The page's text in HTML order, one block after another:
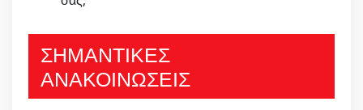
ΣΗΜΑΝΤΙΚΕΣ
ΑΝΑΚΟΙΝΩΣΕΙΣ